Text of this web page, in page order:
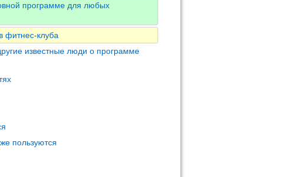
программе для любых
фитнес-клуба
известные люди о программе
пользуются